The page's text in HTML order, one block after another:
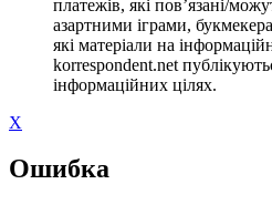
платежів, які пов’язані/
азартними іграми,
які матеріали на
korrespondent.net
інформаційних цілях.
X
Ошибка